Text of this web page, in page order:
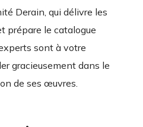
Derain, qui délivre les
prépare le catalogue
sont à votre
gracieusement dans le
de ses œuvres.